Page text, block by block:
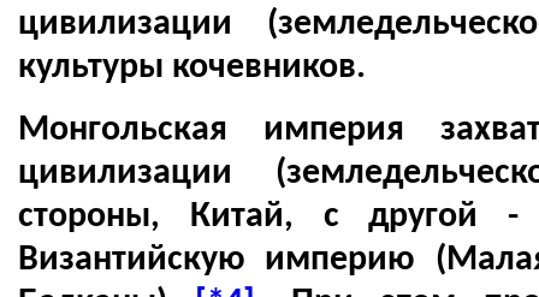
цивилизации
культуры кочевников.
Монгольская империя
цивилизации
стороны, Китай, с другой
Византийскую империю